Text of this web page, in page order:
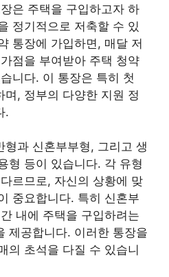
은 주택을 구입하고자 하
정기적으로 저축할 수 있
통장에 가입하면, 매달 저
점을 부여받아 주택 청약
니다. 이 통장은 특히 첫
며, 정부의 다양한 지원 정
.
형과 신혼부부형, 그리고 생
형 등이 있습니다. 각 유형
르므로, 자신의 상황에 맞
중요합니다. 특히 신혼부
내에 주택을 구입하려는
제공합니다. 이러한 통장을
의 초석을 다질 수 있습니